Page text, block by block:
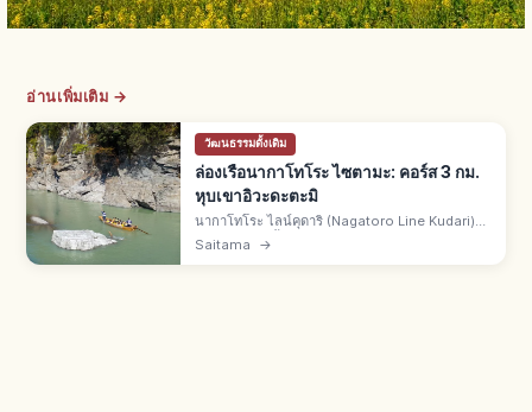
อ่านเพิ่มเติม →
วัฒนธรรมดั้งเดิม
ล่องเรือนากาโทโระ ไซตามะ: คอร์ส 3 กม.
หุบเขาอิวะดะตะมิ
นากาโทโระ ไลน์คุดาริ (Nagatoro Line Kudari)
คือล่องเรือแม่น้ำอาระคาวะ นากาโทโระ อ.จิจิบุ จ.ไซ
Saitama →